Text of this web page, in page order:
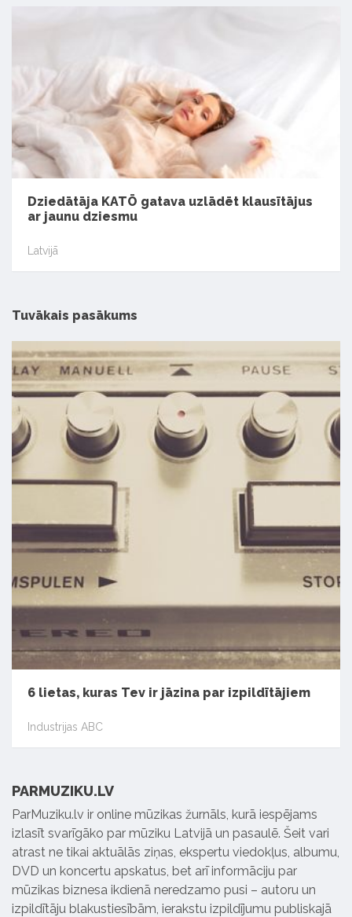
Dziedātāja KATŌ gatava uzlādēt klausītājus
ar jaunu dziesmu
Latvijā
Tuvākais pasākums
6 lietas, kuras Tev ir jāzina par izpildītājiem
Industrijas ABC
PARMUZIKU.LV
ParMuziku.lv ir online mūzikas žurnāls, kurā iespējams
izlasīt svarīgāko par mūziku Latvijā un pasaulē. Šeit vari
atrast ne tikai aktuālās ziņas, ekspertu viedokļus, albumu,
DVD un koncertu apskatus, bet arī informāciju par
mūzikas biznesa ikdienā neredzamo pusi – autoru un
izpildītāju blakustiesībām, ierakstu izpildījumu publiskajā